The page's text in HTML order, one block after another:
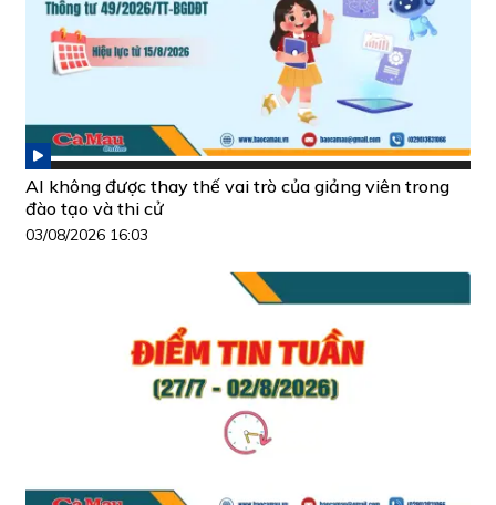
AI không được thay thế vai trò của giảng viên trong
đào tạo và thi cử
03/08/2026 16:03